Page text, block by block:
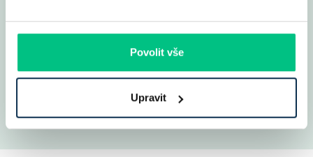
Povolit vše
Upravit
Ukázat všechny